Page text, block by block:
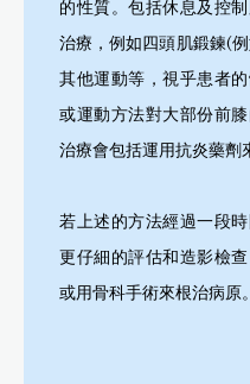
的性質。包括休息及控
治療，例如四頭肌鍛鍊(
其他運動等，視乎患者
或運動方法對大部份前
治療會包括運用抗炎藥劑
若上述的方法經過一段
更仔細的評估和造影檢
或用骨科手術來根治病原。